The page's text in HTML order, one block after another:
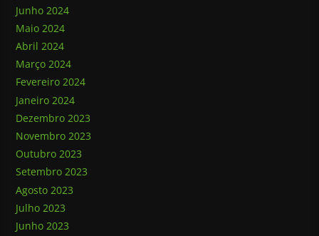
Junho 2024
Maio 2024
Abril 2024
Março 2024
Fevereiro 2024
Janeiro 2024
Dezembro 2023
Novembro 2023
Outubro 2023
Setembro 2023
Agosto 2023
Julho 2023
Junho 2023